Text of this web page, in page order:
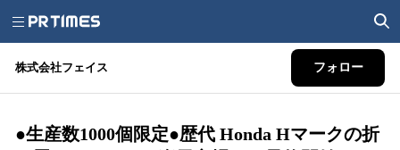
株式会社フェイス フォロー
●生産数1000個限定●歴代 Honda Hマークの折